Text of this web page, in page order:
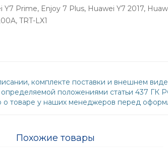
Prime, Enjoy 7 Plus, Huawei Y7 2017,
TRT-LX1
комплекте поставки и внешнем
положениями статьи 437
товаре у наших менеджеров перед
Похожие товары